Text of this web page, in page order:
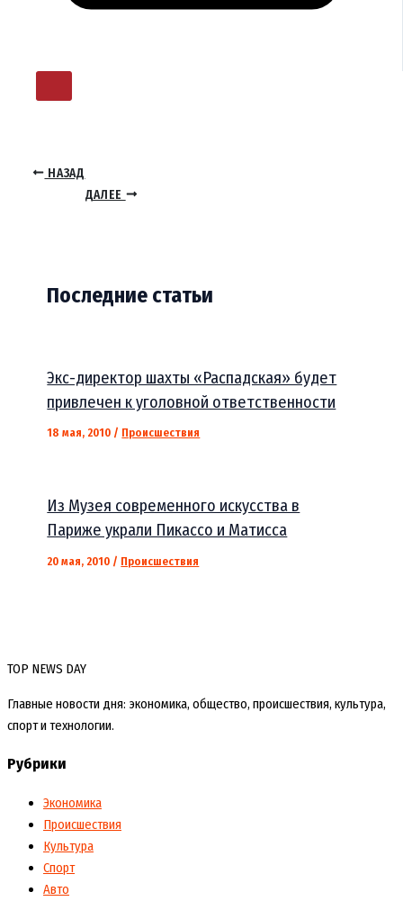
НАЗАД
ДАЛЕЕ
Последние статьи
Экс-директор шахты «Распадская» будет
привлечен к уголовной ответственности
18 мая, 2010 / Происшествия
Из Музея современного искусства в
Париже украли Пикассо и Матисса
20 мая, 2010 / Происшествия
TOP NEWS DAY
Главные новости дня: экономика, общество, происшествия, культура,
спорт и технологии.
Рубрики
Экономика
Происшествия
Культура
Спорт
Авто